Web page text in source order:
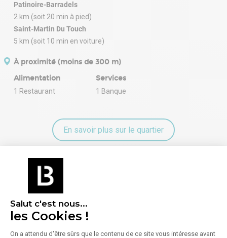
Salut c'est nous...
les Cookies !
On a attendu d'être sûrs que le contenu de ce site vous intéresse avant
Patinoire-Barradels
2 km (soit 20 min à pied)
Saint-Martin Du Touch
5 km (soit 10 min en voiture)
À proximité (moins de 300 m)
Alimentation
1 Restaurant
Services
1 Banque
En savoir plus sur le quartier
Consommation (énergie primaire) : Non communiqué